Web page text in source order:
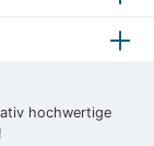
hochwertige